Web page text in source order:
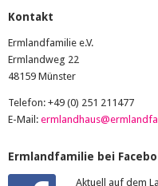
Kontakt
Ermlandfamilie e.V.
Ermlandweg 22
48159 Münster
Telefon: +49 (0) 251 211477
E-Mail:
Ermlandfamilie bei
Aktuell auf dem